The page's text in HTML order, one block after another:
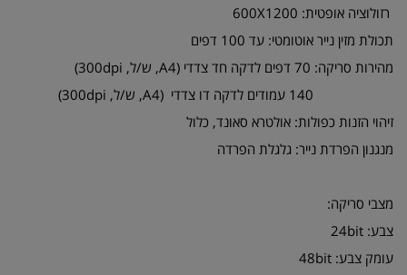
רזולוציה אופטית: 600X1200
תכולת מזין נייר אוטומטי: עד 100 דפים
מהירות סריקה: 70 דפים לדקה חד צדדי (A4, ש/ל, 300dpi)
זיהוי הזנות כפולות: אולטרא סאונד, כלול
מנגנון הפרדת נייר: גלגלת הפרדה
מצבי סריקה:
צבע: 24bit
עומק צבע: 48bit